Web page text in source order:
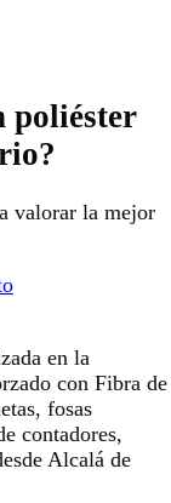
poliéster
valorar la mejor
en la
con Fibra de
fosas
contadores,
Alcalá de